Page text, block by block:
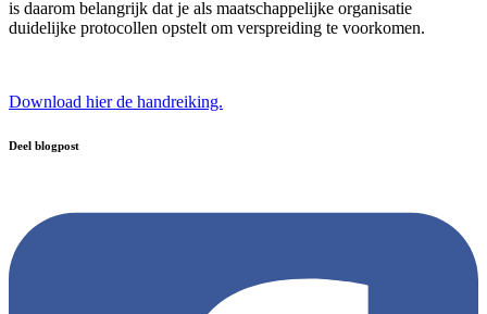
is daarom belangrijk dat je als maatschappelijke organisatie
duidelijke protocollen opstelt om verspreiding te voorkomen.
Download hier de handreiking.
Deel blogpost